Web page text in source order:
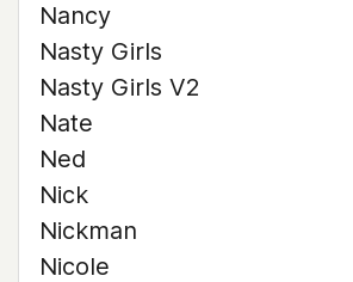
Nancy
Nasty Girls
Nasty Girls V2
Nate
Ned
Nick
Nickman
Nicole